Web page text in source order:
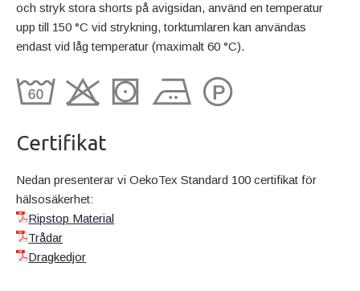
och stryk stora shorts på avigsidan, använd en temperatur
upp till 150 °C vid strykning, torktumlaren kan användas
endast vid låg temperatur (maximalt 60 °C).
Certifikat
Nedan presenterar vi OekoTex Standard 100 certifikat för
hälsosäkerhet:
Ripstop Material
Trådar
Dragkedjor